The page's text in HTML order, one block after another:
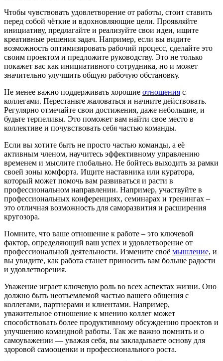
Чтобы чувствовать удовлетворение от работы, стоит ставить
перед собой чёткие и вдохновляющие цели. Проявляйте
инициативу, предлагайте и реализуйте свои идеи, ищите
креативные решения задач. Например, если вы видите
возможность оптимизировать рабочий процесс, сделайте это
своим проектом и предложите руководству. Это не только
покажет вас как инициативного сотрудника, но и может
значительно улучшить общую рабочую обстановку.
Не менее важно поддерживать хорошие отношения с
коллегами. Перестаньте жаловаться и начните действовать.
Регулярно отмечайте свои достижения, даже небольшие, и
будьте терпеливы. Это поможет вам найти свое место в
коллективе и почувствовать себя частью команды.
Если вы хотите быть не просто частью команды, а её
активным членом, научитесь эффективному управлению
временем и мыслите глобально. Не бойтесь выходить за рамки
своей зоны комфорта. Ищите наставника или куратора,
который может помочь вам развиваться и расти в
профессиональном направлении. Например, участвуйте в
профессиональных конференциях, семинарах и тренингах –
это отличная возможность для саморазвития и расширения
кругозора.
Помните, что ваше отношение к работе – это ключевой
фактор, определяющий ваш успех и удовлетворение от
профессиональной деятельности. Измените своё мышление, и
вы увидите, как работа станет приносить вам больше радости
и удовлетворения.
Уважение играет ключевую роль во всех аспектах жизни. Оно
должно быть неотъемлемой частью вашего общения с
коллегами, партнерами и клиентами. Например,
уважительное отношение к мнению коллег может
способствовать более продуктивному обсуждению проектов и
улучшению командной работы. Так же важно помнить и о
самоуважении — уважая себя, вы закладываете основу для
здоровой самооценки и профессионального роста.